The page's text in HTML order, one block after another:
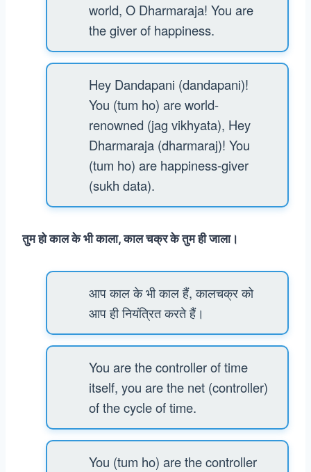
world, O Dharmaraja! You are
the giver of happiness.
Hey Dandapani (dandapani)!
You (tum ho) are world-
renowned (jag vikhyata), Hey
Dharmaraja (dharmaraj)! You
(tum ho) are happiness-giver
(sukh data).
तुम हो काल के भी काला, काल चक्र के तुम ही जाला।
आप काल के भी काल हैं, कालचक्र को
आप ही नियंत्रित करते हैं।
You are the controller of time
itself, you are the net (controller)
of the cycle of time.
You (tum ho) are the controller